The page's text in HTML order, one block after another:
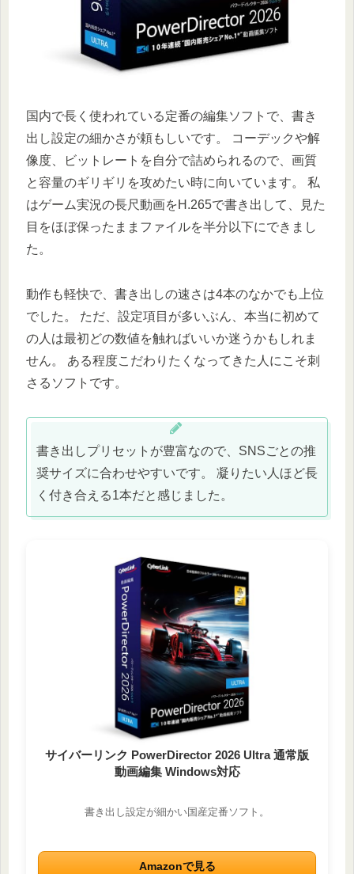
国内で長く使われている定番の編集ソフトで、書き
出し設定の細かさが頼もしいです。 コーデックや解
像度、ビットレートを自分で詰められるので、画質
と容量のギリギリを攻めたい時に向いています。 私
はゲーム実況の長尺動画をH.265で書き出して、見た
目をほぼ保ったままファイルを半分以下にできまし
た。
動作も軽快で、書き出しの速さは4本のなかでも上位
でした。 ただ、設定項目が多いぶん、本当に初めて
の人は最初どの数値を触ればいいか迷うかもしれま
せん。 ある程度こだわりたくなってきた人にこそ刺
さるソフトです。
書き出しプリセットが豊富なので、SNSごとの推
奨サイズに合わせやすいです。 凝りたい人ほど長
く付き合える1本だと感じました。
サイバーリンク PowerDirector 2026 Ultra 通常版
動画編集 Windows対応
書き出し設定が細かい国産定番ソフト。
Amazonで見る